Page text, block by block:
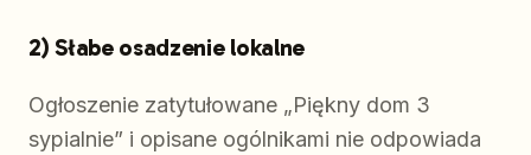
2) Słabe osadzenie lokalne
Ogłoszenie zatytułowane „Piękny dom 3
sypialnie” i opisane ogólnikami nie odpowiada